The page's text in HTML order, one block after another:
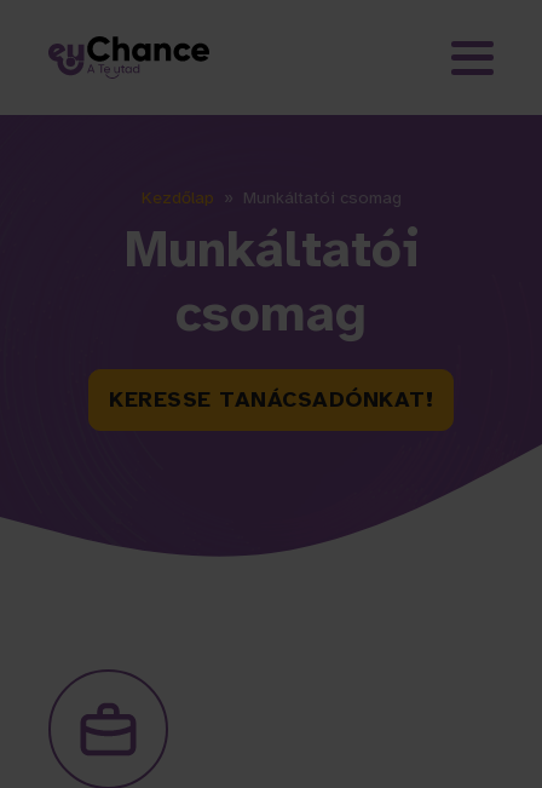
Kezdőlap » Munkáltatói csomag
Munkáltatói
csomag
KERESSE TANÁCSADÓNKAT!